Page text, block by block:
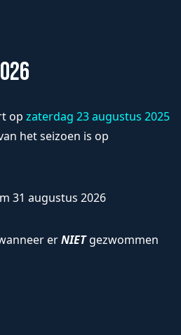
op zaterdag 23 augustus 2025
het seizoen is op
31 augustus 2026
erNIETgezwommen